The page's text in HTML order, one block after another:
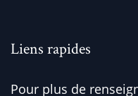
Liens rapides
Pour plus de